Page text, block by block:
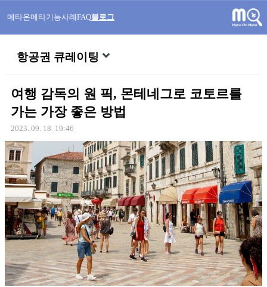
메타온메타기능사례FAQ블로그
항공권 큐레이팅
여행 감독의 원 픽, 몬테네그로 코토르를
가는 가장 좋은 방법
2023. 09. 18. 19:46